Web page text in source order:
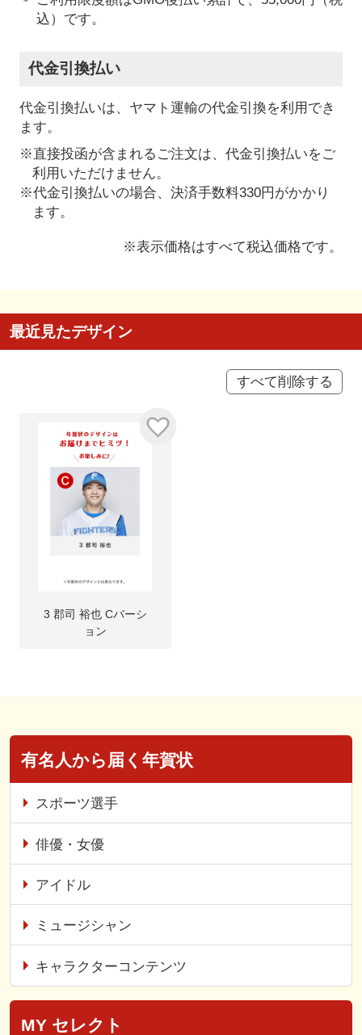
込）です。
代金引換払い
代金引換払いは、ヤマト運輸の代金引換を利用でき
ます。
※直接投函が含まれるご注文は、代金引換払いをご
利用いただけません。
※代金引換払いの場合、決済手数料330円がかかり
ます。
※表示価格はすべて税込価格です。
最近見たデザイン
すべて削除する
3 郡司 裕也 Cバーシ
ョン
有名人から届く年賀状
スポーツ選手
俳優・女優
アイドル
ミュージシャン
キャラクターコンテンツ
MY セレクト